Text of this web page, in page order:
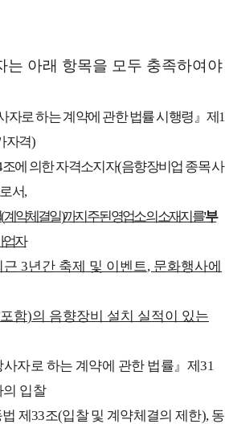
는 아래 항목을 모두 충족하여야
자로 하는 계약에 관한 법률 시행령 』 제1
자격)
조에 의한 자격소지자(음향장비업 종목 사
로서,
(계약체결일)까지 주된 영업소의 소재지를'부
업자
근 3년간 축제 및 이벤트 , 문화행사에
포함)의 음향장비 설치 실적이 있는
자로 하는 계약에 관한 법률 』 제31
입찰
제33조(입찰 및 계약체결의 제한), 동